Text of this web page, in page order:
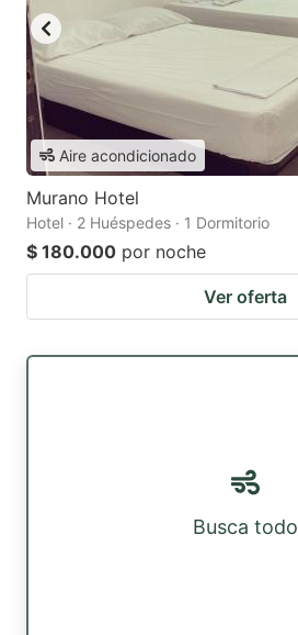
Aire acondicionado
Murano Hotel
Hotel · 2 Huéspedes · 1 Dormitorio
$ 180.000 por noche
Ver oferta
Busca todo